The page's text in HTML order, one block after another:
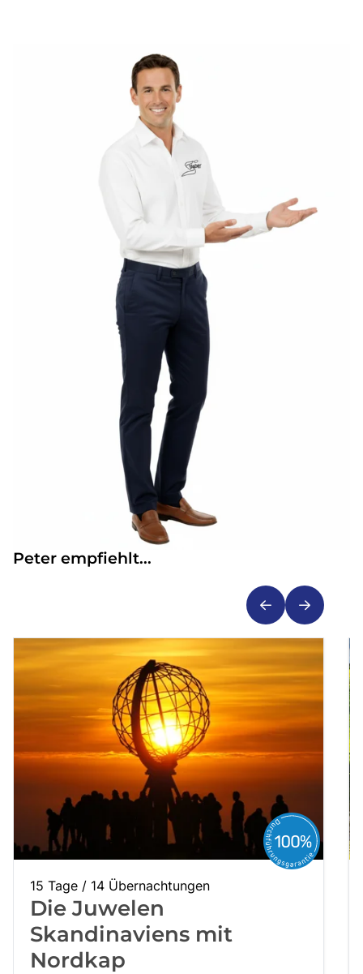
Peter empfiehlt...
15 Tage / 14 Übernachtungen
Die Juwelen
Skandinaviens mit
Nordkap